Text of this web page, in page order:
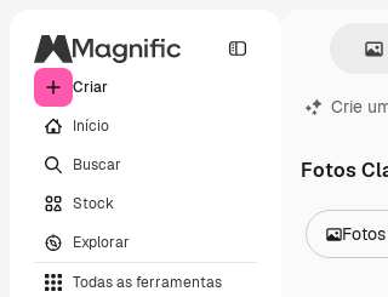
Criar
Início
Buscar
Stock
Explorar
Todas as ferramentas
Crie
Fotos
Fotos